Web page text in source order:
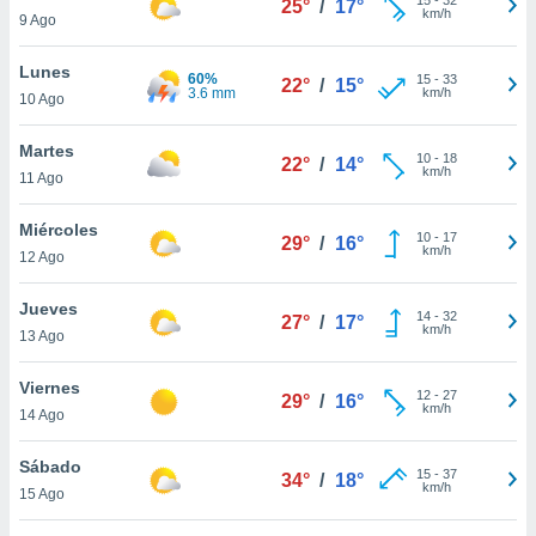
más
nuestra
y
de
disponible
cookies
aceptar
9 Ago
25° / 17°
km/h
Lunes
10 Ago
60%
3.6 mm
22° / 15° 15- 33
km/h
Martes
11 Ago
22° / 14° 10- 18
km/h
Miércoles
12 Ago
29° / 16° 10- 17
km/h
Jueves
13 Ago
27° / 17° 14- 32
km/h
Viernes
14 Ago
29° / 16° 12- 27
km/h
Sábado
15 Ago
34° / 18° 15- 37
km/h